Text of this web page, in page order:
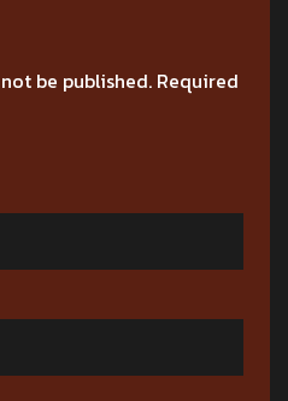
be published. Required